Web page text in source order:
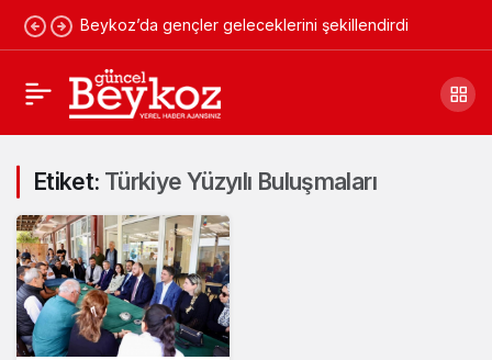
Beykoz’da gençler geleceklerini şekillendirdi
Etiket: Türkiye Yüzyılı Buluşmaları